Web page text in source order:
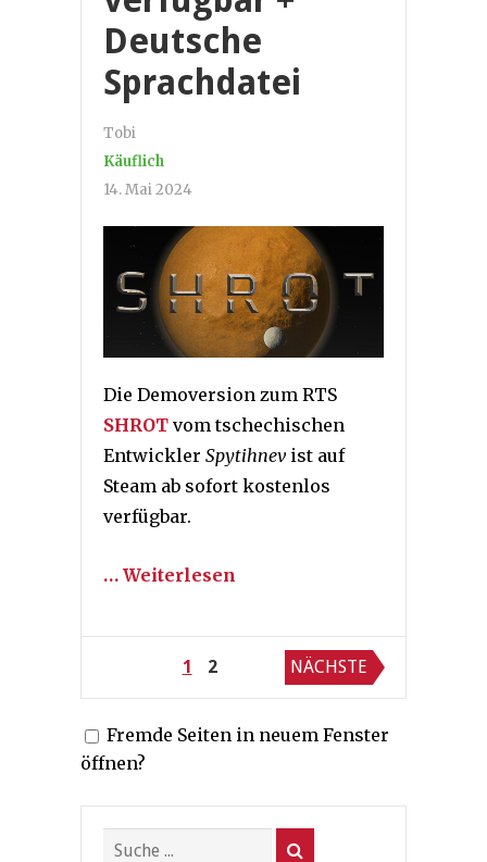
Deutsche
Sprachdatei
Tobi
Käuflich
14. Mai 2024
Die Demoversion zum RTS
SHROT vom tschechischen
Entwickler Spytihnev ist auf
Steam ab sofort kostenlos
verfügbar.
… Weiterlesen
Seitennummerierung
der
Beiträge
1 2 NÄCHSTE
Fremde Seiten in neuem Fenster
öffnen?